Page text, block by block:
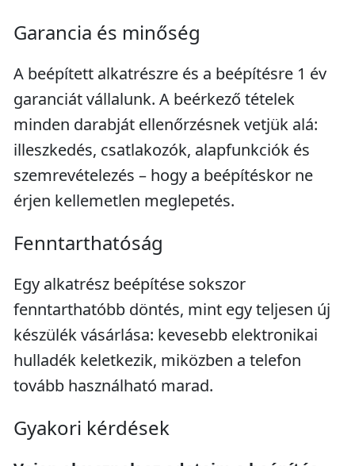
Garancia és minőség
A beépített alkatrészre és a beépítésre 1 év
garanciát vállalunk. A beérkező tételek
minden darabját ellenőrzésnek vetjük alá:
illeszkedés, csatlakozók, alapfunkciók és
szemrevételezés – hogy a beépítéskor ne
érjen kellemetlen meglepetés.
Fenntarthatóság
Egy alkatrész beépítése sokszor
fenntarthatóbb döntés, mint egy teljesen új
készülék vásárlása: kevesebb elektronikai
hulladék keletkezik, miközben a telefon
tovább használható marad.
Gyakori kérdések